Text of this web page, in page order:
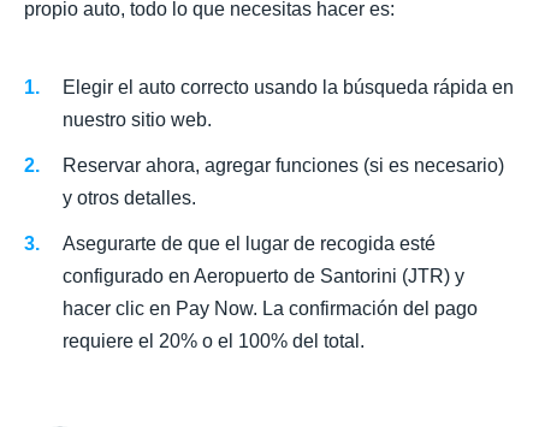
propio auto, todo lo que necesitas hacer es:
Elegir el auto correcto usando la búsqueda rápida en
nuestro sitio web.
Reservar ahora, agregar funciones (si es necesario)
y otros detalles.
Asegurarte de que el lugar de recogida esté
configurado en Aeropuerto de Santorini (JTR) y
hacer clic en Pay Now. La confirmación del pago
requiere el 20% o el 100% del total.